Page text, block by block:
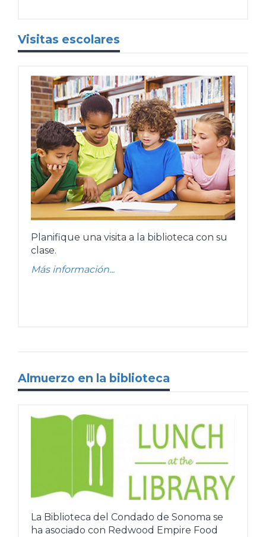
Visitas escolares
Planifique una visita a la biblioteca con su
clase.
Más información...
Almuerzo en la biblioteca
La Biblioteca del Condado de Sonoma se
ha asociado con Redwood Empire Food